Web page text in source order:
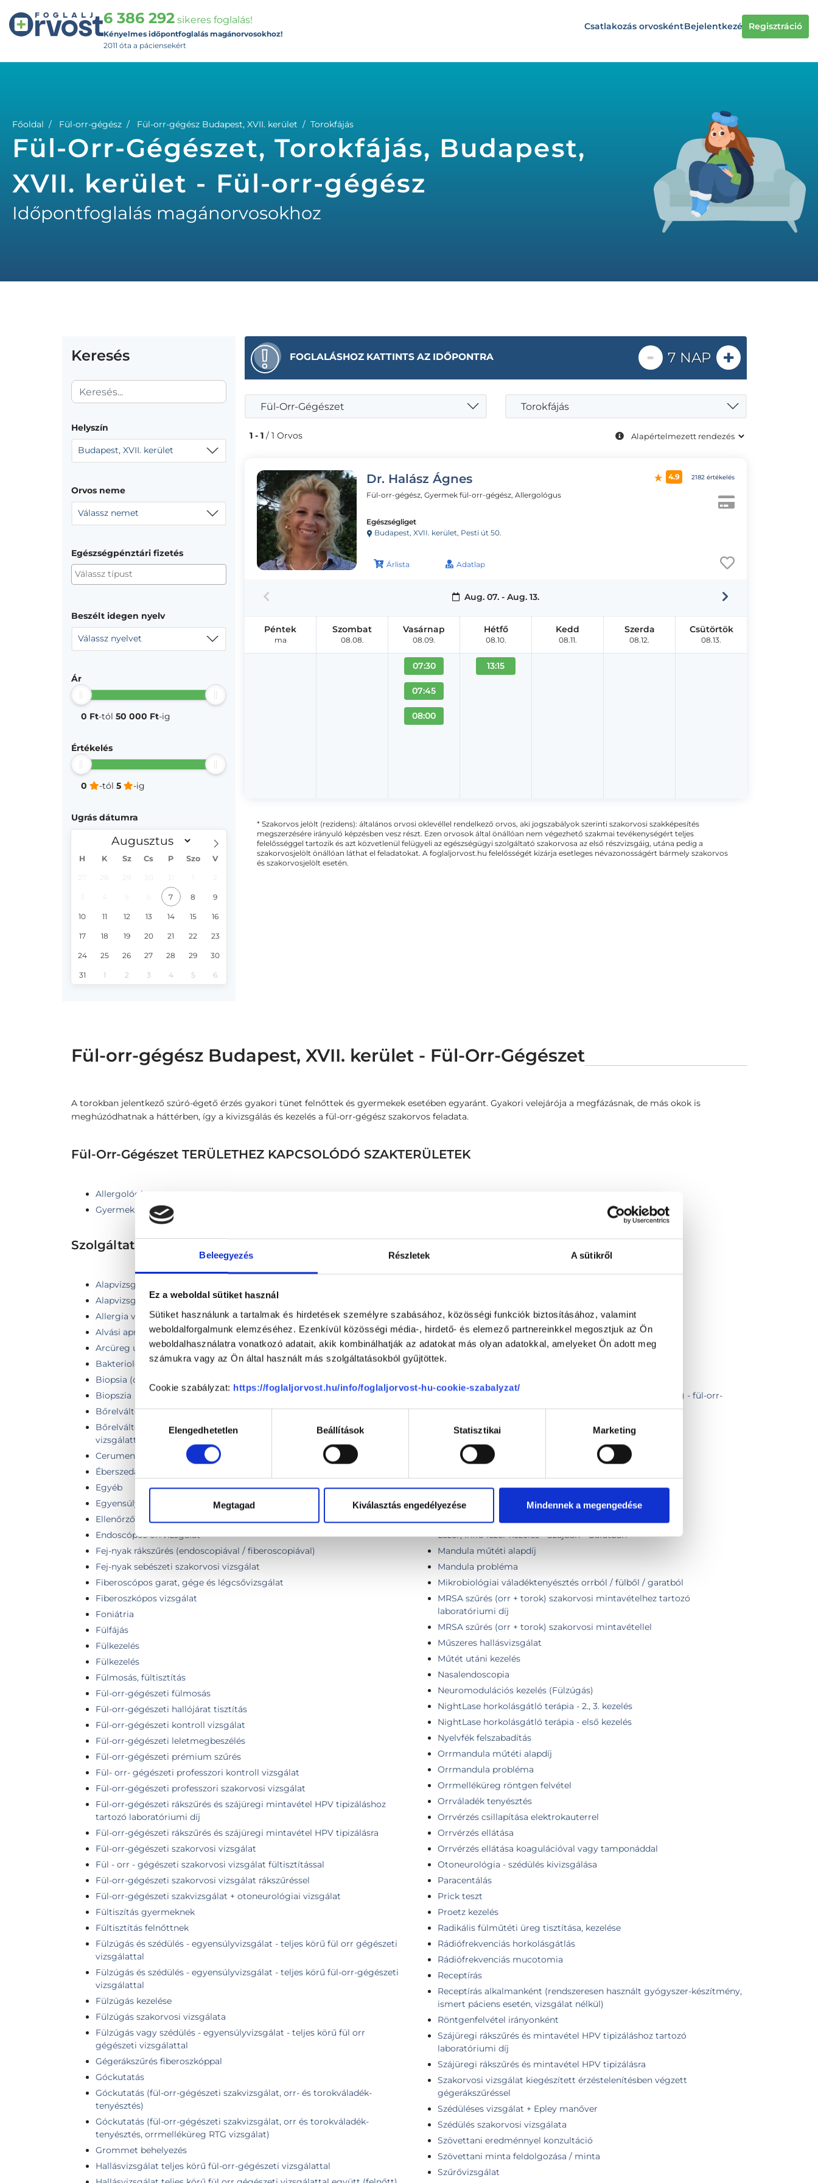
Beleegyezés Részletek A sütikről
Ez a weboldal sütiket használ
Sütiket használunk a tartalmak és hirdetések személyre szabásához, közösségi funkciók biztosításához, valamint
weboldalforgalmunk elemzéséhez. Ezenkívül közösségi média-, hirdető- és elemező partnereinkkel megosztjuk az Ön
weboldalhasználatra vonatkozó adatait, akik kombinálhatják az adatokat más olyan adatokkal, amelyeket Ön adott meg
számukra vagy az Ön által használt más szolgáltatásokból gyűjtöttek.
Cookie szabályzat: https://foglaljorvost.hu/info/foglaljorvost-hu-cookie-szabalyzat/
Hozzájárulás
kiválasztásaElengedhetetlen Beállítások Statisztikai Marketing
Megtagad Kiválasztás engedélyezése Mindennek a megengedése
6 386 292 sikeres foglalás!
Kényelmes időpontfoglalás magánorvosokhoz!
2011 óta a páciensekért
Csatlakozás orvoskéntBejelentkezés Regisztráció
Főoldal Fül-orr-gégész Fül-orr-gégész Budapest, XVII. kerület Torokfájás
Fül-Orr-Gégészet, Torokfájás, Budapest,
XVII. kerület - Fül-orr-gégész
Időpontfoglalás magánorvosokhoz
Keresés
Helyszín
Budapest, XVII. kerület
Orvos neme
Válassz nemet
Egészségpénztári fizetés
Beszélt idegen nyelv
Válassz nyelvet
Ár
0 Ft-tól 50 000 Ft-ig
Értékelés
0 -tól 5 -ig
Ugrás dátumra
H K Sz Cs P Szo V
7 8 9
10 11 12 13 14 15 16
17 18 19 20 21 22 23
24 25 26 27 28 29 30
31 1 2 3 4 5 6
FOGLALÁSHOZ KATTINTS AZ IDŐPONTRA - 7 NAP +
Fül-Orr-Gégészet Torokfájás
1 - 1 / 1 Orvos
Dr. Halász Ágnes
Fül-orr-gégész, Gyermek fül-orr-gégész, Allergológus
Egészségliget
Budapest, XVII. kerület, Pesti út 50.
Árlista Adatlap
4.9 2182 értékelés
Aug. 07. - Aug. 13.
Péntek
ma
Szombat
08.08.
Vasárnap
08.09.
07:30
07:45
08:00
Hétfő
08.10.
13:15
Kedd
08.11.
Szerda
08.12.
Csütörtök
08.13.
* Szakorvos jelölt (rezidens): általános orvosi oklevéllel rendelkező orvos, aki jogszabályok szerinti szakorvosi szakképesítés
megszerzésére irányuló képzésben vesz részt. Ezen orvosok által önállóan nem végezhető szakmai tevékenységért teljes
felelősséggel tartozik és azt közvetlenül felügyeli az egészségügyi szolgáltató szakorvosa az első részvizsgáig, utána pedig a
szakorvosjelölt önállóan láthat el feladatokat. A foglaljorvost.hu felelősségét kizárja esetleges névazonosságért bármely szakorvos
és szakorvosjelölt esetén.
Fül-orr-gégész Budapest, XVII. kerület - Fül-Orr-Gégészet
A torokban jelentkező szúró-égető érzés gyakori tünet felnőttek és gyermekek esetében egyaránt. Gyakori velejárója a megfázásnak, de más okok is
meghúzódhatnak a háttérben, így a kivizsgálás és kezelés a fül-orr-gégész szakorvos feladata.
Fül-Orr-Gégészet TERÜLETHEZ KAPCSOLÓDÓ SZAKTERÜLETEK
Allergológia
Gyermek fül-orr-gégészet
Szolgáltatások
Alapvizsgálat endoszkóp vizsgálattal
Alapvizsgálat + hallásvizsgálat Tympanometerrel
Allergia vizsgálat
Alvási apnoe vizsgálata
Arcüreg ultrahang
Bakteriológiai tenyésztés
Biopsia (orr / garat elváltozás eltávolítása) szövettani vizsgálattal
Biopszia
Bőrelváltozás (naevus, basalioma, atheroma...) eltávolítása
Bőrelváltozás (naevus, basalioma, atheroma...) eltávolítása szövettani
vizsgálattal
Cerumen eltávolítás / hallójárat kezelés szakorvosi vizsgálattal
Éberszedáció
Egyéb
Egyensúly vizsgálat
Ellenőrző vizsgálat
Endoscópos orrvizsgálat
Fej-nyak rákszűrés (endoscopiával / fiberoscopiával)
Fej-nyak sebészeti szakorvosi vizsgálat
Fiberoscópos garat, gége és légcsővizsgálat
Fiberoszkópos vizsgálat
Foniátria
Fülfájás
Fülkezelés
Fülkezelés
Fülmosás, fültisztítás
Fül-orr-gégészeti fülmosás
Fül-orr-gégészeti hallójárat tisztítás
Fül-orr-gégészeti kontroll vizsgálat
Fül-orr-gégészeti leletmegbeszélés
Fül-orr-gégészeti prémium szűrés
Fül- orr- gégészeti professzori kontroll vizsgálat
Fül-orr-gégészeti professzori szakorvosi vizsgálat
Fül-orr-gégészeti rákszűrés és szájüregi mintavétel HPV tipizáláshoz
tartozó laboratóriumi díj
Fül-orr-gégészeti rákszűrés és szájüregi mintavétel HPV tipizálásra
Fül-orr-gégészeti szakorvosi vizsgálat
Fül - orr - gégészeti szakorvosi vizsgálat fültisztítással
Fül-orr-gégészeti szakorvosi vizsgálat rákszűréssel
Fül-orr-gégészeti szakvizsgálat + otoneurológiai vizsgálat
Fültiszítás gyermeknek
Fültisztítás felnőttnek
Fülzúgás és szédülés - egyensúlyvizsgálat - teljes körű fül orr gégészeti
vizsgálattal
Fülzúgás és szédülés - egyensúlyvizsgálat - teljes körű fül-orr-gégészeti
vizsgálattal
Fülzúgás kezelése
Fülzúgás szakorvosi vizsgálata
Fülzúgás vagy szédülés - egyensúlyvizsgálat - teljes körű fül orr
gégészeti vizsgálattal
Gégerákszűrés fiberoszkóppal
Góckutatás
Góckutatás (fül-orr-gégészeti szakvizsgálat, orr- és torokváladék-
tenyésztés)
Góckutatás (fül-orr-gégészeti szakvizsgálat, orr és torokváladék-
tenyésztés, orrmelléküreg RTG vizsgálat)
Grommet behelyezés
Hallásvizsgálat teljes körű fül-orr-gégészeti vizsgálattal
HPV oltás (oltóanyag + beadás)
HPV szűrés
Idegentest eltávolítás
Idegennyelvű konzultáció kontroll vizsgálattal
Infúziós kezelés (fülzúgás és hirtelen halláskiesés kezelése) - fül-orr-
gégészeti vizsgálat szükséges hozzá
Kiegészítő szövettani mintavétel
Kontroll vizsgálat 1 hónapon belül
Koponyaalapi sebészeti konzultáció
Lézer, Infra-lézer kezelés - Fülben
Lézer, Infra-lézer kezelés - Orrban
Lézer, Infra-lézer kezelés - Szájban - Garatban
Mandula műtéti alapdíj
Mandula probléma
Mikrobiológiai váladéktenyésztés orrból / fülből / garatból
MRSA szűrés (orr + torok) szakorvosi mintavételhez tartozó
laboratóriumi díj
MRSA szűrés (orr + torok) szakorvosi mintavétellel
Műszeres hallásvizsgálat
Műtét utáni kezelés
Nasalendoscopia
Neuromodulációs kezelés (Fülzúgás)
NightLase horkolásgátló terápia - 2., 3. kezelés
NightLase horkolásgátló terápia - első kezelés
Nyelvfék felszabadítás
Orrmandula műtéti alapdíj
Orrmandula probléma
Orrmelléküreg röntgen felvétel
Orrváladék tenyésztés
Orrvérzés csillapítása elektrokauterrel
Orrvérzés ellátása
Orrvérzés ellátása koagulációval vagy tamponáddal
Otoneurológia - szédülés kivizsgálása
Paracentálás
Prick teszt
Proetz kezelés
Radikális fülműtéti üreg tisztítása, kezelése
Rádiófrekvenciás horkolásgátlás
Rádiófrekvenciás mucotomia
Receptírás
Receptírás alkalmanként (rendszeresen használt gyógyszer-készítmény,
ismert páciens esetén, vizsgálat nélkül)
Röntgenfelvétel irányonként
Szájüregi rákszűrés és mintavétel HPV tipizáláshoz tartozó
laboratóriumi díj
Szájüregi rákszűrés és mintavétel HPV tipizálásra
Szakorvosi vizsgálat kiegészített érzéstelenítésben végzett
gégerákszűréssel
Szédüléses vizsgálat + Epley manőver
Szédülés szakorvosi vizsgálata
Szövettani eredménnyel konzultáció
Szövettani minta feldolgozása / minta
Szűrővizsgálat